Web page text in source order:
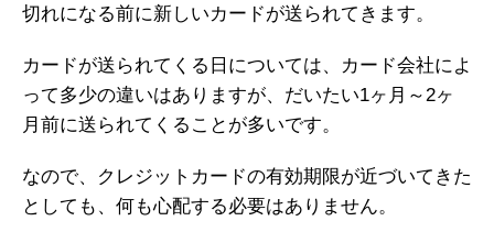
切れになる前に新しいカードが送られてきます。
カードが送られてくる日については、カード会社によ
って多少の違いはありますが、だいたい1ヶ月～2ヶ
月前に送られてくることが多いです。
なので、クレジットカードの有効期限が近づいてきた
としても、何も心配する必要はありません。